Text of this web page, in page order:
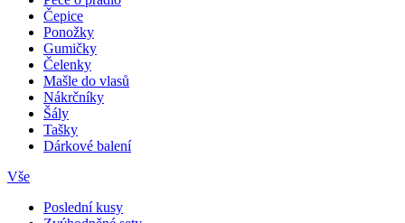
Čepice
Ponožky
Gumičky
Čelenky
Mašle do vlasů
Nákrčníky
Šály
Tašky
Dárkové balení
Vše
Poslední kusy